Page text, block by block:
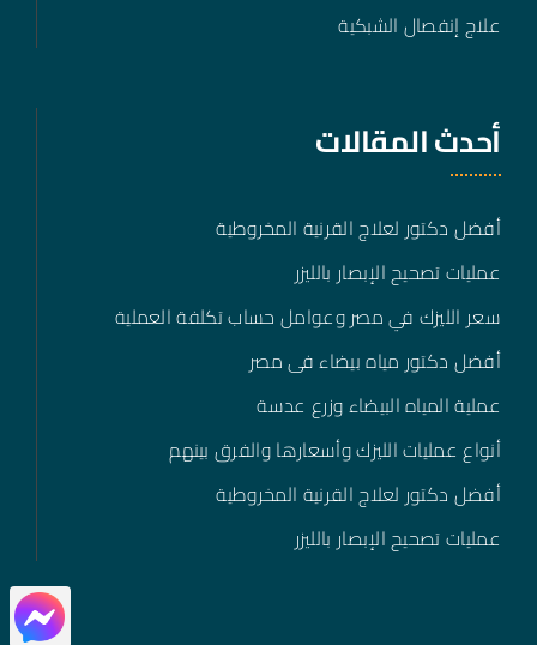
علاج إنفصال الشبكية
أحدث المقالات
أفضل دكتور لعلاج القرنية المخروطية
عمليات تصحيح الإبصار بالليزر
سعر الليزك في مصر وعوامل حساب تكلفة العملية
أفضل دكتور مياه بيضاء فى مصر
عملية المياه البيضاء وزرع عدسة
أنواع عمليات الليزك وأسعارها والفرق بينهم
أفضل دكتور لعلاج القرنية المخروطية
عمليات تصحيح الإبصار بالليزر